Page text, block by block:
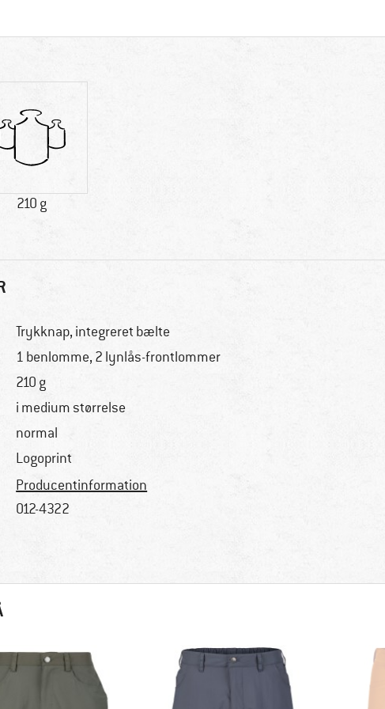
210 g
Trykknap, integreret bælte
1 benlomme, 2 lynlås-frontlommer
210 g
i medium størrelse
normal
Logoprint
Producentinformation
012-4322